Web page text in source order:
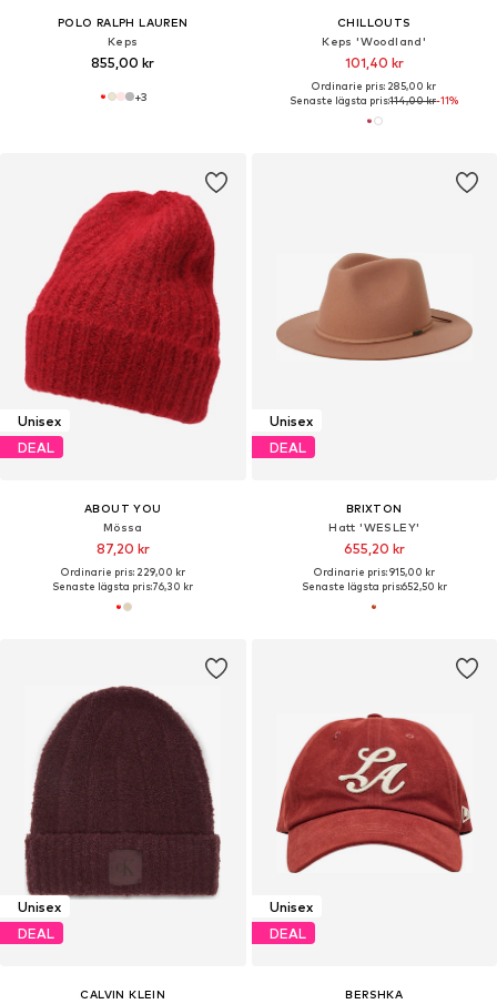
POLO RALPH LAUREN
Keps
855,00 kr
+3
CHILLOUTS
Keps 'Woodland'
101,40 kr
Ordinarie pris: 285,00 kr
Senaste lägsta pris:114,00 kr-11%
Unisex
DEAL
ABOUT YOU
Mössa
87,20 kr
Ordinarie pris: 229,00 kr
Senaste lägsta pris:76,30 kr
Unisex
DEAL
BRIXTON
Hatt 'WESLEY'
655,20 kr
Ordinarie pris: 915,00 kr
Senaste lägsta pris:652,50 kr
Unisex
DEAL
CALVIN KLEIN
Unisex
DEAL
BERSHKA